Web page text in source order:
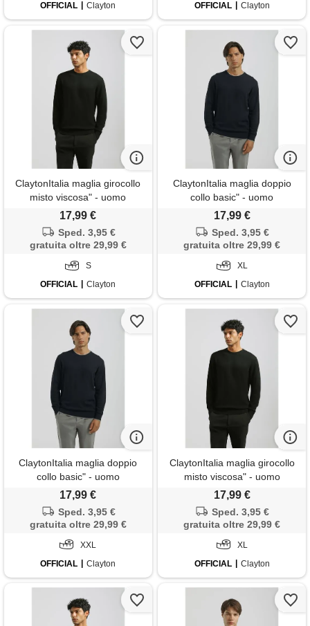
OFFICIAL
Clayton
OFFICIAL
Clayton
ClaytonItalia maglia girocollo
misto viscosa" - uomo
17,99 €
Sped. 3,95 €
gratuita oltre 29,99 €
S
OFFICIAL
Clayton
ClaytonItalia maglia doppio
collo basic" - uomo
17,99 €
Sped. 3,95 €
gratuita oltre 29,99 €
XL
OFFICIAL
Clayton
ClaytonItalia maglia doppio
collo basic" - uomo
17,99 €
Sped. 3,95 €
gratuita oltre 29,99 €
XXL
OFFICIAL
Clayton
ClaytonItalia maglia girocollo
misto viscosa" - uomo
17,99 €
Sped. 3,95 €
gratuita oltre 29,99 €
XL
OFFICIAL
Clayton